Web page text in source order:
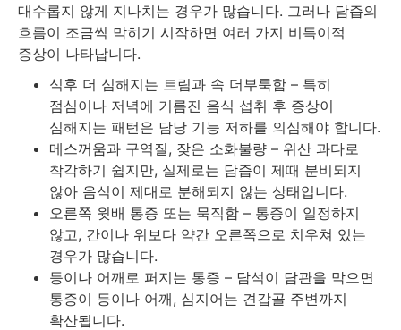
대수롭지 않게 지나치는 경우가 많습니다. 그러나 담즙의
흐름이 조금씩 막히기 시작하면 여러 가지 비특이적
증상이 나타납니다.
식후 더 심해지는 트림과 속 더부룩함 – 특히
점심이나 저녁에 기름진 음식 섭취 후 증상이
심해지는 패턴은 담낭 기능 저하를 의심해야 합니다.
메스꺼움과 구역질, 잦은 소화불량 – 위산 과다로
착각하기 쉽지만, 실제로는 담즙이 제때 분비되지
않아 음식이 제대로 분해되지 않는 상태입니다.
오른쪽 윗배 통증 또는 묵직함 – 통증이 일정하지
않고, 간이나 위보다 약간 오른쪽으로 치우쳐 있는
경우가 많습니다.
등이나 어깨로 퍼지는 통증 – 담석이 담관을 막으면
통증이 등이나 어깨, 심지어는 견갑골 주변까지
확산됩니다.